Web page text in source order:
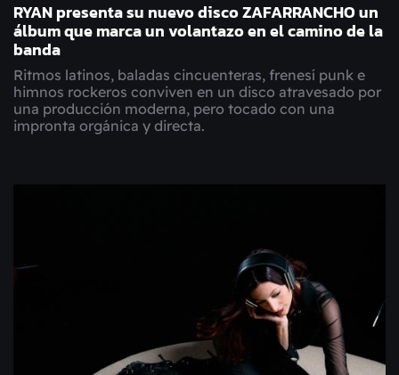
RYAN presenta su nuevo disco ZAFARRANCHO un
álbum que marca un volantazo en el camino de la
banda
Ritmos latinos, baladas cincuenteras, frenesí punk e
himnos rockeros conviven en un disco atravesado por
una producción moderna, pero tocado con una
impronta orgánica y directa.